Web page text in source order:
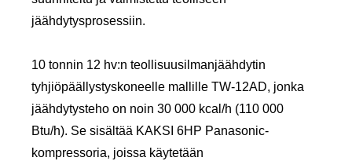
jäähdytysprosessiin.
10 tonnin 12 hv:n teollisuusilmanjäähdytin
tyhjiöpäällystyskoneelle mallille TW-12AD, jonka
jäähdytysteho on noin 30 000 kcal/h (110 000
Btu/h). Se sisältää KAKSI 6HP Panasonic-
kompressoria, joissa käytetään